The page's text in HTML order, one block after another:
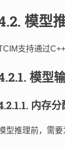
模型
支持通过
模型
内存分
型推理前，需